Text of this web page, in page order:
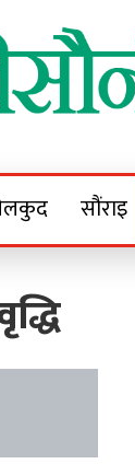
सौंराइ